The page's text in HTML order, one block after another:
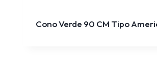
Cono Verde 90 CM Tipo